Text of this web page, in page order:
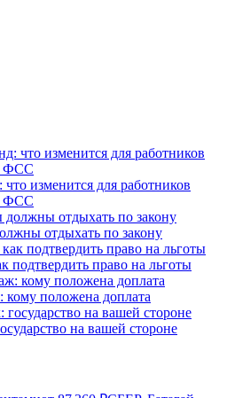
изменится для работников
ФСС
отдыхать по закону
подтвердить право на льготы
кому положена доплата
на вашей стороне